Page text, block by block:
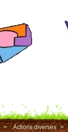
> Actions diverses >